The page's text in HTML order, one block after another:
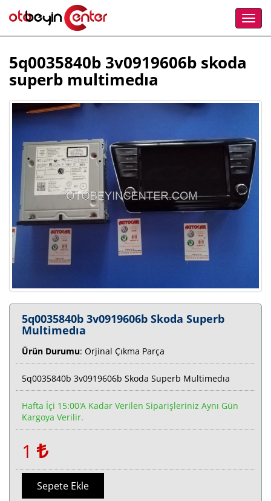
5q0035840b 3v0919606b skoda
superb multimedıa
5q0035840b 3v0919606b Skoda Superb
Multimedıa
Ürün Durumu: Orjinal Çıkma Parça
5q0035840b 3v0919606b Skoda Superb Multimedıa
Hafta İçi 15:00'a Kadar Verilen Siparişleriniz Aynı Gün
Kargoya Verilir.
1
Sepete Ekle